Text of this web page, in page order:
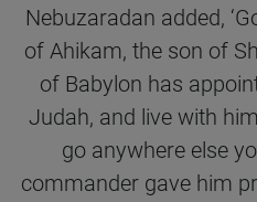
Nebuzaradan added,
of Ahikam, the son of
of Babylon has
Judah, and live with
go anywhere else
commander gave him